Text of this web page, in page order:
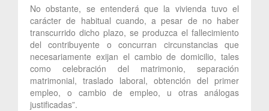
No obstante, se entenderá que la vivienda tuvo el
carácter de habitual cuando, a pesar de no haber
transcurrido dicho plazo, se produzca el fallecimiento
del contribuyente o concurran circunstancias que
necesariamente exijan el cambio de domicilio, tales
como celebración del matrimonio, separación
matrimonial, traslado laboral, obtención del primer
empleo, o cambio de empleo, u otras análogas
justificadas”.